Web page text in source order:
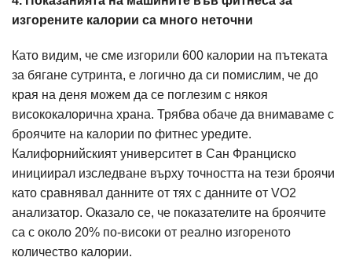
изгорените калории са много неточни
Като видим, че сме изгорили 600 калории на пътеката
за бягане сутринта, е логично да си помислим, че до
края на деня можем да се поглезим с някоя
висококалорична храна. Трябва обаче да внимаваме с
броячите на калории по фитнес уредите.
Калифорнийският университет в Сан Франциско
инициирал изследване върху точността на тези броячи
като сравнявал данните от тях с данните от VO2
анализатор. Оказало се, че показателите на броячите
са с около 20% по-високи от реално изгореното
количество калории.